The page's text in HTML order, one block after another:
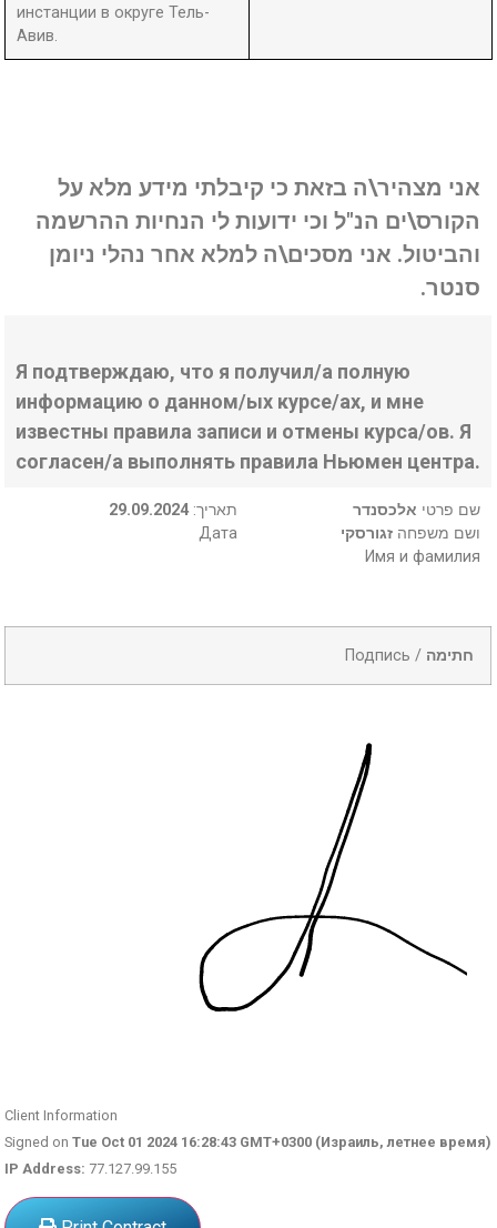
инстанции в округе Тель-
Авив.
אני מצהיר\ה בזאת כי קיבלתי מידע מלא על
הקורס\ים הנ"ל וכי ידועות לי הנחיות ההרשמה
והביטול. אני מסכים\ה למלא אחר נהלי ניומן
סנטר.
Я подтверждаю, что я получил/а полную
информацию о данном/ых курсе/ах, и мне
известны правила записи и отмены курса/ов. Я
согласен/а выполнять правила Ньюмен центра.
29.09.2024 :תאריך
Дата
שם פרטי אלכסנדר
ושם משפחה זגורסקי
Имя и фамилия
Подпись / חתימה
Client Information
Signed onTue Oct 01 2024 16:28:43 GMT+0300 (Израиль, летнее время)
IP Address: 77.127.99.155